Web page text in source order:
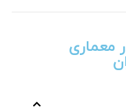
معماری